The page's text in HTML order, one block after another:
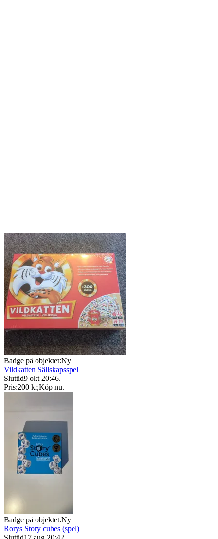
Badge på objektet:Ny
Vildkatten Sällskapsspel
Sluttid9 okt 20:46.
Pris:200 kr,Köp nu.
Badge på objektet:Ny
Rorys Story cubes (spel)
Sluttid17 aug 20:42.